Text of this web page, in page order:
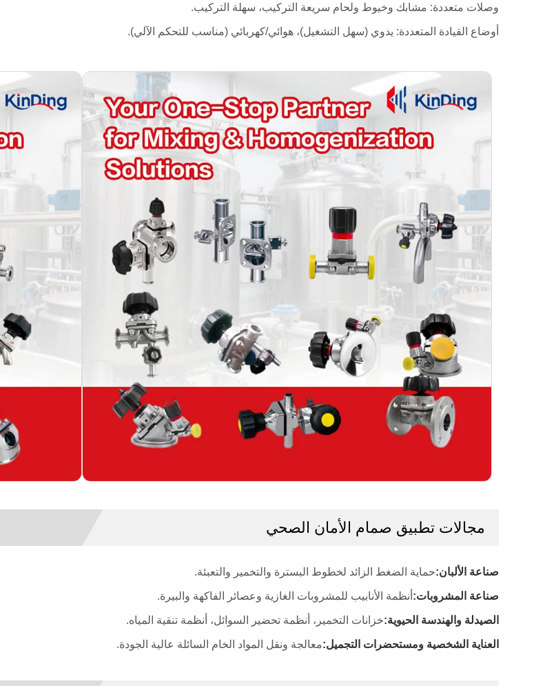
وصلات متعددة: مشابك وخيوط ولحام سريعة التركيب، سهلة التركيب.
أوضاع القيادة المتعددة: يدوي (سهل التشغيل)، هوائي/كهربائي (مناسب للتحكم الآلي).
مجالات تطبيق صمام الأمان الصحي
صناعة الألبان:حماية الضغط الزائد لخطوط البسترة والتخمير والتعبئة.
صناعة المشروبات: أنظمة الأنابيب للمشروبات الغازية وعصائر الفاكهة والبيرة.
الصيدلة والهندسة الحيوية:خزانات التخمير، أنظمة تحضير السوائل، أنظمة تنقية المياه.
العناية الشخصية ومستحضرات التجميل:معالجة ونقل المواد الخام السائلة عالية الجودة.